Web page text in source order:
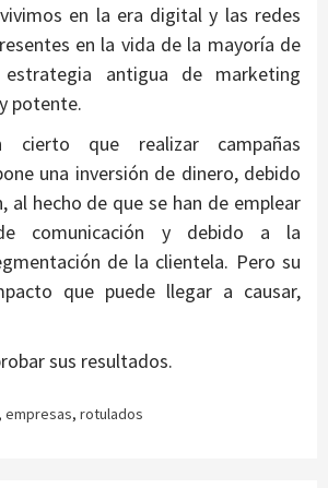
en la era digital y las redes
en la vida de la mayoría de
antigua de marketing
potente.
que realizar campañas
una inversión de dinero, debido
al hecho de que se han de emplear
comunicación y debido a la
de la clientela. Pero su
que puede llegar a causar,
sus resultados.
, empresas, rotulados